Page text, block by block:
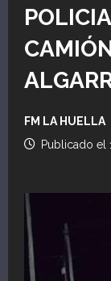
FM LA HUELLA
Publicado el